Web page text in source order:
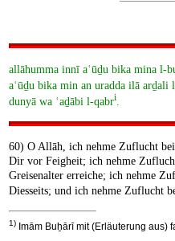
allāhumma innī aʿūḏu bika mina l-
aʿūḏu bika min an uradda ilā arḏali
dunyā wa ʿaḏābi l-qabri
60) O Allāh, ich nehme Zuflucht
Dir vor Feigheit; ich nehme
Greisenalter erreiche; ich nehme
Diesseits; und ich nehme Zuflucht
1) Imām Buẖārī mit (Erläuterung aus)